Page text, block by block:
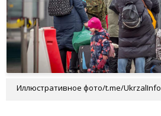
Иллюстративное фото/t.me/UkrzalInfo